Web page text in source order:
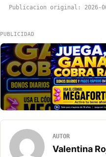
Publicacion original: 2026-
PUBLICIDAD
AUTOR
Valentina